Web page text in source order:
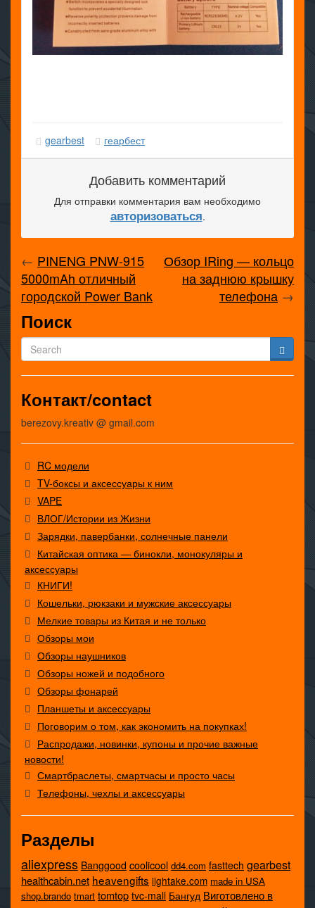
gearbest геарбест
Добавить комментарий
Для отправки комментария вам необходимо
авторизоваться.
← PINENG PNW-915
5000mAh отличный
городской Power Bank
Обзор IRing — кольцо
на заднюю крышку
телефона →
Поиск
Контакт/contact
berezovy.kreativ @ gmail.com
RC модели
TV-боксы и аксессуары к ним
VAPE
ВЛОГ/Истории из Жизни
Зарядки, павербанки, солнечные панели
Китайская оптика — бинокли, монокуляры и
аксессуары
КНИГИ!
Кошельки, рюкзаки и мужские аксессуары
Мелкие товары из Китая и не только
Обзоры мои
Обзоры наушников
Обзоры ножей и подобного
Обзоры фонарей
Планшеты и аксессуары
Поговорим о том, как экономить на покупках!
Распродажи, новинки, купоны и прочие важные
новости!
Смартбраслеты, смартчасы и просто часы
Телефоны, чехлы и аксессуары
Разделы
aliexpress Banggood coolicool dd4.com fasttech gearbest
healthcabin.net heavengifts lightake.com made in USA
shop.brando tmart tomtop tvc-mall Бангуд Виготовлено в